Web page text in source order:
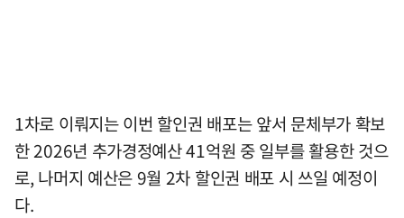
1차로 이뤄지는 이번 할인권 배포는 앞서 문체부가 확보
한 2026년 추가경정예산 41억원 중 일부를 활용한 것으
로, 나머지 예산은 9월 2차 할인권 배포 시 쓰일 예정이
다.